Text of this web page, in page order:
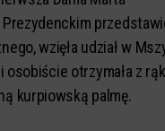
Prezydenckim
wzięła udział w
osobiście otrzymała z rąk
kurpiowską palmę.